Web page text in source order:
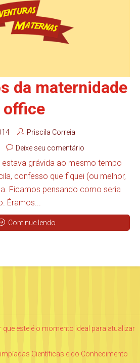
da maternidade
office
Priscila Correia
Deixe seu comentário
estava grávida ao mesmo tempo
confesso que fiquei (ou melhor,
Ficamos pensando como seria
Éramos...
Continue lendo
este é o momento ideal para atualizar
Científicas e do Conhecimento